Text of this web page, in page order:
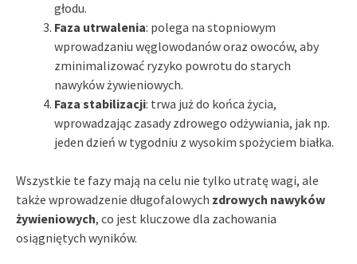
głodu.
Faza utrwalenia: polega na stopniowym
wprowadzaniu węglowodanów oraz owoców, aby
zminimalizować ryzyko powrotu do starych
nawyków żywieniowych.
Faza stabilizacji: trwa już do końca życia,
wprowadzając zasady zdrowego odżywiania, jak np.
jeden dzień w tygodniu z wysokim spożyciem białka.
Wszystkie te fazy mają na celu nie tylko utratę wagi, ale
także wprowadzenie długofalowych zdrowych nawyków
żywieniowych, co jest kluczowe dla zachowania
osiągniętych wyników.